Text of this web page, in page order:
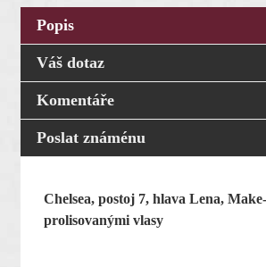
Popis
Váš dotaz
Komentáře
Poslat známénu
Chelsea, postoj 7, hlava Lena,
prolisovanými vlasy